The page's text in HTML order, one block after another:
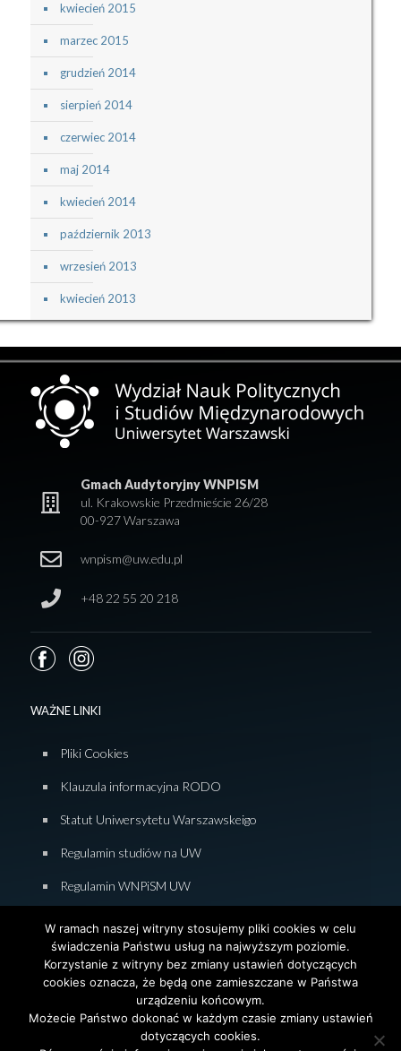
kwiecień 2015
marzec 2015
grudzień 2014
sierpień 2014
czerwiec 2014
maj 2014
kwiecień 2014
październik 2013
wrzesień 2013
kwiecień 2013
Gmach Audytoryjny WNPISM
ul. Krakowskie Przedmieście 26/28
00-927 Warszawa
wnpism@uw.edu.pl
+48 22 55 20 218
WAŻNE LINKI
Pliki Cookies
Klauzula informacyjna RODO
Statut Uniwersytetu Warszawskeigo
Regulamin studiów na UW
Regulamin WNPiSM UW
Deklaracja dostępności WNPiSM
© 2026 Wydział Nauk Politycznych i Studiów
W ramach naszej witryny stosujemy pliki cookies w celu
świadczenia Państwu usług na najwyższym poziomie.
Korzystanie z witryny bez zmiany ustawień dotyczących
cookies oznacza, że będą one zamieszczane w Państwa
urządzeniu końcowym.
Możecie Państwo dokonać w każdym czasie zmiany ustawień
dotyczących cookies.